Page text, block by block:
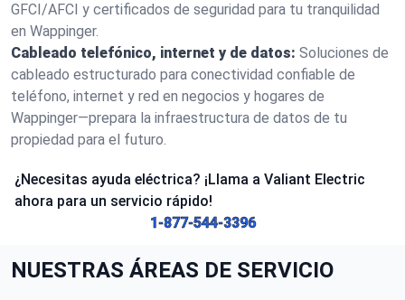
GFCI/AFCI y certificados de seguridad para tu tranquilidad
en Wappinger.
Cableado telefónico, internet y de datos: Soluciones de
cableado estructurado para conectividad confiable de
teléfono, internet y red en negocios y hogares de
Wappinger—prepara la infraestructura de datos de tu
propiedad para el futuro.
¿Necesitas ayuda eléctrica? ¡Llama a Valiant Electric
ahora para un servicio rápido!
1-877-544-3396
NUESTRAS ÁREAS DE SERVICIO